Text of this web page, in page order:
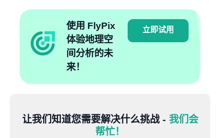
使用 FlyPix
体验地理空
间分析的未
来！
立即试用
让我们知道您需要解决什么挑战 - 我们会
帮忙！